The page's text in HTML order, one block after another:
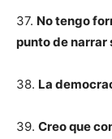
37. No tengo
punto de narrar
38. La
39. Creo que